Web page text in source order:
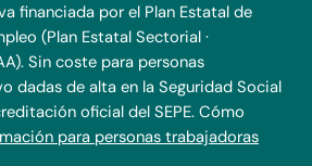
financiada por el Plan Estatal de
(Plan Estatal Sectorial ·
Sin coste para personas
dadas de alta en la Seguridad Social
oficial del SEPE. Cómo
para personas trabajadoras